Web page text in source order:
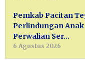
Pemkab Pacitan
Perlindungan
Perwalian Ser…
6 Agustus 2026